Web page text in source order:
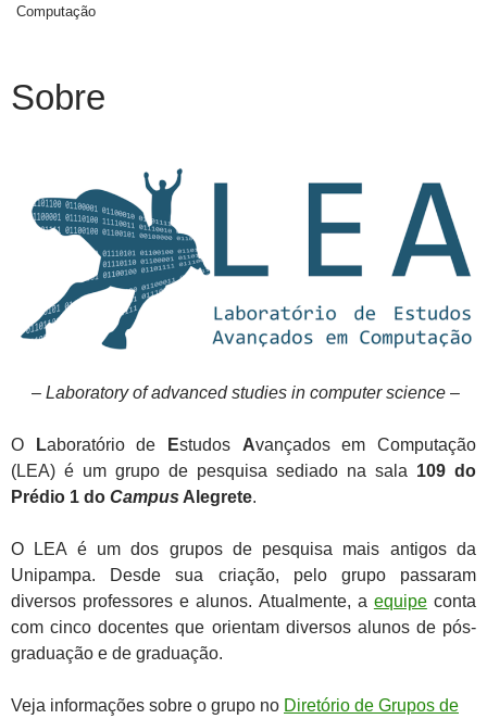
Computação
Sobre
– Laboratory of advanced studies in computer science –
O Laboratório de Estudos Avançados em Computação
(LEA) é um grupo de pesquisa sediado na sala 109 do
Prédio 1 do Campus Alegrete.
O LEA é um dos grupos de pesquisa mais antigos da
Unipampa. Desde sua criação, pelo grupo passaram
diversos professores e alunos. Atualmente, a equipeconta
com cinco docentes que orientam diversos alunos de pós-
graduação e de graduação.
Veja informações sobre o grupo no Diretório de Grupos de